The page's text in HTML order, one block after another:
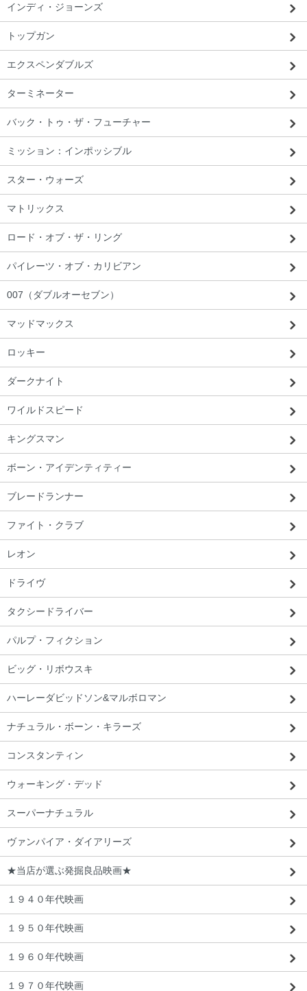
インディ・ジョーンズ
トップガン
エクスペンダブルズ
ターミネーター
バック・トゥ・ザ・フューチャー
ミッション：インポッシブル
スター・ウォーズ
マトリックス
ロード・オブ・ザ・リング
パイレーツ・オブ・カリビアン
007（ダブルオーセブン）
マッドマックス
ロッキー
ダークナイト
ワイルドスピード
キングスマン
ボーン・アイデンティティー
ブレードランナー
ファイト・クラブ
レオン
ドライヴ
タクシードライバー
パルプ・フィクション
ビッグ・リボウスキ
ハーレーダビッドソン&マルボロマン
ナチュラル・ボーン・キラーズ
コンスタンティン
ウォーキング・デッド
スーパーナチュラル
ヴァンパイア・ダイアリーズ
★当店が選ぶ発掘良品映画★
１９４０年代映画
１９５０年代映画
１９６０年代映画
１９７０年代映画